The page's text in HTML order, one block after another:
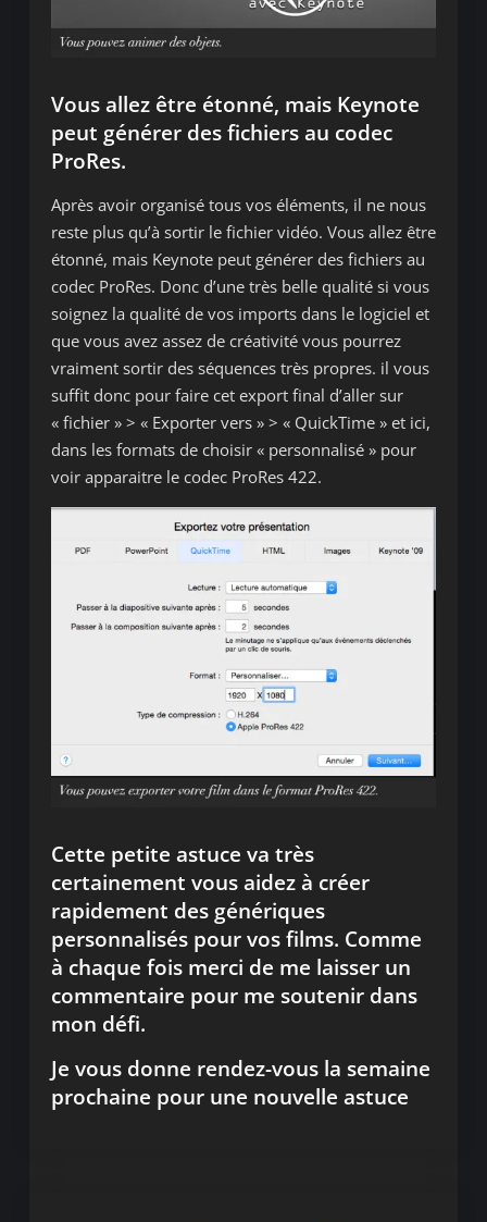
Vous allez être étonné, mais Keynote
peut générer des fichiers au codec
ProRes.
Après avoir organisé tous vos éléments, il ne nous
reste plus qu’à sortir le fichier vidéo. Vous allez être
étonné, mais Keynote peut générer des fichiers au
codec ProRes. Donc d’une très belle qualité si vous
soignez la qualité de vos imports dans le logiciel et
que vous avez assez de créativité vous pourrez
vraiment sortir des séquences très propres. il vous
suffit donc pour faire cet export final d’aller sur
« fichier » > « Exporter vers » > « QuickTime » et ici,
dans les formats de choisir « personnalisé » pour
voir apparaitre le codec ProRes 422.
Cette petite astuce va très
certainement vous aidez à créer
rapidement des génériques
personnalisés pour vos films. Comme
à chaque fois merci de me laisser un
commentaire pour me soutenir dans
mon défi.
Je vous donne rendez-vous la semaine
prochaine pour une nouvelle astuce